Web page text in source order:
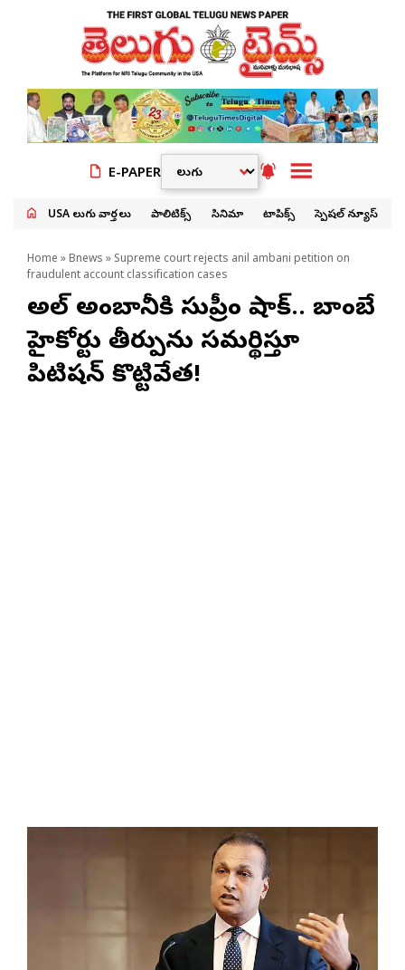
E-PAPER
USA తెలుగు వార్తలు పాలిటిక్స్ సినిమా టాపిక్స్ స్పెషల్ న్యూస్
Home » Bnews » Supreme court rejects anil ambani petition on
fraudulent account classification cases
అనిల్ అంబానీకి సుప్రీం షాక్.. బాంబే
హైకోర్టు తీర్పును సమర్థిస్తూ
పిటిషన్ కొట్టివేత!